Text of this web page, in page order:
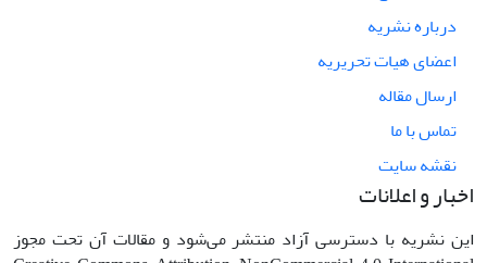
درباره نشریه
اعضای هیات تحریریه
ارسال مقاله
تماس با ما
نقشه سایت
اخبار و اعلانات
این نشریه با دسترسی آزاد منتشر می‌شود و مقالات آن تحت مجوز